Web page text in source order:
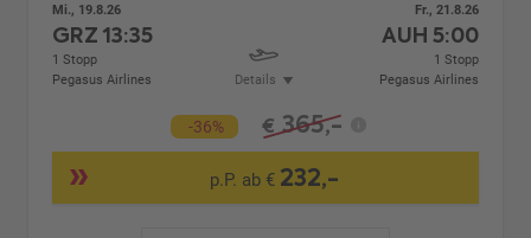
Mi., 19.8.26
GRZ13:35
1 Stopp
Pegasus Airlines
Details
Fr., 21.8.26
AUH 5:00
1 Stopp
Pegasus Airlines
-36% € 365,-
p.P. ab € 232,-